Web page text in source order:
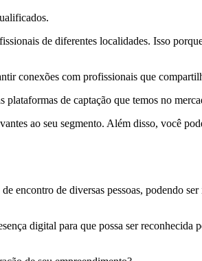
de diferentes localidades. Isso
conexões com profissionais que
de captação que temos no
ao seu segmento. Além disso, você
encontro de diversas pessoas, podendo
digital para que possa ser reconhecida